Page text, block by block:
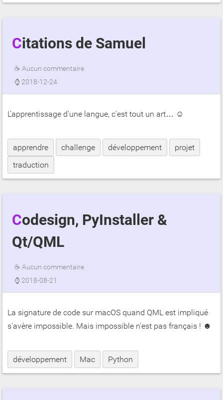
Citations de Samuel
☕ Aucun commentaire
⌚ 2018-12-24
L'apprentissage d'une langue, c'est tout un art… ☺
apprendre challenge développement
projet
traduction
Codesign, PyInstaller &
Qt/QML
☕ Aucun commentaire
⌚ 2018-08-21
La signature de code sur macOS quand QML est impliqué
s'avère impossible. Mais impossible n'est pas français ! ☻
développement Mac Python